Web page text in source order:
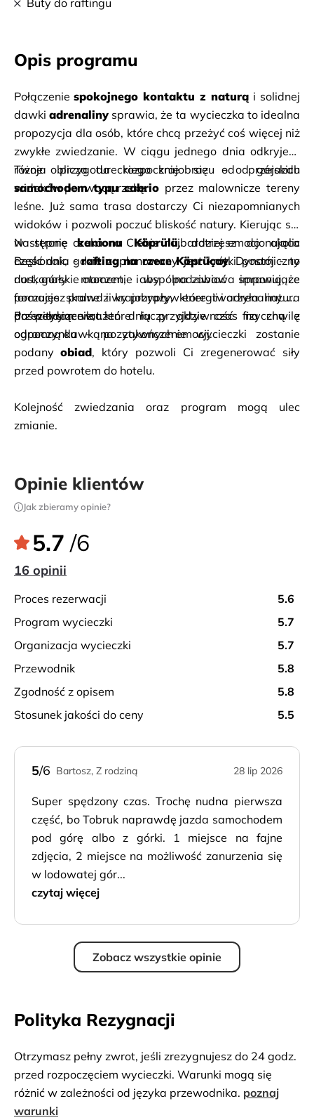
Buty do raftingu
Opis programu
Połączenie spokojnego kontaktu z naturą i solidnej
dawki adrenaliny sprawia, że ta wycieczka to idealna
propozycja dla osób, które chcą przeżyć coś więcej niż
zwykłe zwiedzanie. W ciągu jednego dnia odkryjesz
różne oblicza tureckiego krajobrazu - od górskich
widoków po rwącą rzekę.
samochodem typu cabrio przez malownicze tereny
leśne. Już sama trasa dostarczy Ci niezapomnianych
widoków i pozwoli poczuć bliskość natury. Kierując się
w stronę kanionu Köprülü, dotrzesz do okolic
Beşkonak, gdzie zaplanowany jest krótki postój - to
doskonały moment, aby podziwiać imponujące
formacje skalne i krajobrazy, które tworzyła natura
przez tysiące lat.
Następnie czeka na Ciebie najbardziej emocjonująca
część dnia - rafting na rzece Köprüçay. Dynamiczny
nurt, górskie otoczenie i wspólna zabawa sprawią, że
poczujesz prawdziwy przypływ energii i adrenaliny. To
doświadczenie, które łączy aktywność fizyczną z
ogromną dawką pozytywnych emocji.
Po pełnym wrażeń dniu przyjdzie czas na chwilę
odpoczynku - na zakończenie wycieczki zostanie
podany obiad, który pozwoli Ci zregenerować siły
przed powrotem do hotelu.
Kolejność zwiedzania oraz program mogą ulec
zmianie.
Opinie klientów
Jak zbieramy opinie?
5.7 /6
16 opinii
proces rezerwacji
5.6
program wycieczki
5.7
organizacja wycieczki
5.7
przewodnik
5.8
zgodność z opisem
5.8
stosunek jakości do ceny
5.5
5/6 Bartosz, Z rodziną 28 lip 2026
Super spędzony czas. Trochę nudna pierwsza
część, bo Tobruk naprawdę jazda samochodem
pod górę albo z górki. 1 miejsce na fajne
zdjęcia, 2 miejsce na możliwość zanurzenia się
w lodowatej gór...
czytaj więcej
Zobacz wszystkie opinie
Polityka Rezygnacji
Otrzymasz pełny zwrot, jeśli zrezygnujesz do 24 godz.
przed rozpoczęciem wycieczki. Warunki mogą się
różnić w zależności od języka przewodnika. poznaj
warunki